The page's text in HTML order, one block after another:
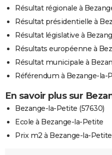
Résultat régionale à
Résultat présidentielle à
Résultat législative à
Résultats européenne à
Résultat municipale à
Référendum à Bezange-la-
En savoir plus sur
Bezange-la-Petite (57630)
Ecole à Bezange-la-Petite
Prix m2 à Bezange-la-Petite